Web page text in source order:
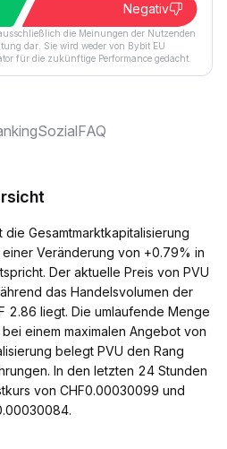
Negativ
die Meinungen der Nutzenden
dar. Sie wird weder von Bybit EU
für die zukünftige Performance gedacht.
SozialFAQ
Gesamtmarktkapitalisierung
Veränderung von +0.79% in
Der aktuelle Preis von PVU
das Handelsvolumen der
2.86 liegt. Die umlaufende Menge
einem maximalen Angebot von
belegt PVU den Rang
In den letzten 24 Stunden
von CHF0.00030099 und